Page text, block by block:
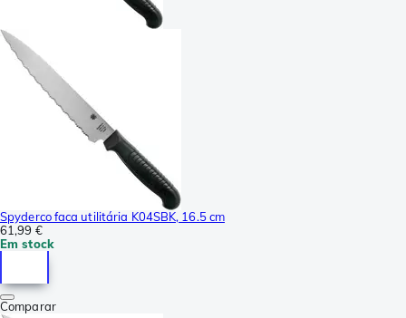
Spyderco faca utilitária K04SBK, 16.5 cm
61,99 €
Em stock
Comparar